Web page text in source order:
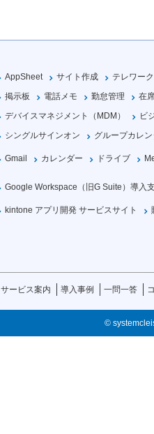
AppSheet サイト作成
テレワーク
掲示板
電話メモ 勤怠管理
在
デバイスマネジメント（MDM）
ビ
シングルサインオン
グループカレ
Gmail カレンダー ドライブ
Google Workspace（旧G Suite）導入
kintone アプリ開発 サービスサイト
サービス案内 導入事例 一問一答
©